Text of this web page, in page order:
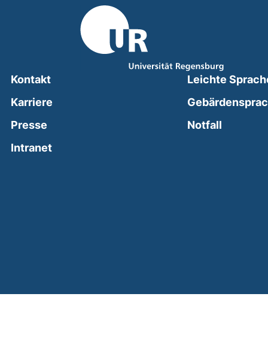
Kontakt
Karriere
Presse
Intranet(external link, opens in a new window)
Leichte
Notfall